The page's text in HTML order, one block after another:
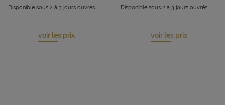
Disponible sous 2 à 3 jours ouvrés.
voir les prix
Disponible sous 2 à 3 jours ouvrés.
voir les prix